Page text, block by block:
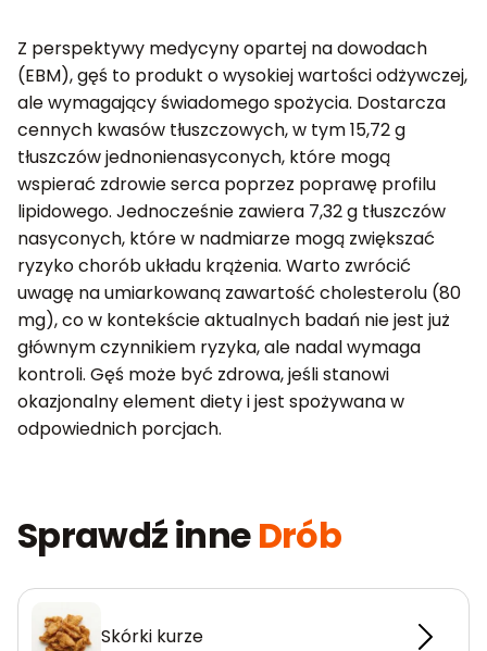
Z perspektywy medycyny opartej na dowodach
(EBM), gęś to produkt o wysokiej wartości odżywczej,
ale wymagający świadomego spożycia. Dostarcza
cennych kwasów tłuszczowych, w tym 15,72 g
tłuszczów jednonienasyconych, które mogą
wspierać zdrowie serca poprzez poprawę profilu
lipidowego. Jednocześnie zawiera 7,32 g tłuszczów
nasyconych, które w nadmiarze mogą zwiększać
ryzyko chorób układu krążenia. Warto zwrócić
uwagę na umiarkowaną zawartość cholesterolu (80
mg), co w kontekście aktualnych badań nie jest już
głównym czynnikiem ryzyka, ale nadal wymaga
kontroli. Gęś może być zdrowa, jeśli stanowi
okazjonalny element diety i jest spożywana w
odpowiednich porcjach.
Sprawdź inneDrób
Skórki kurze